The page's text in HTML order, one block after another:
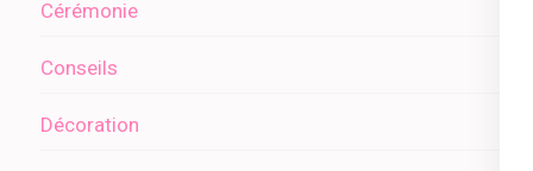
Cérémonie
Conseils
Décoration